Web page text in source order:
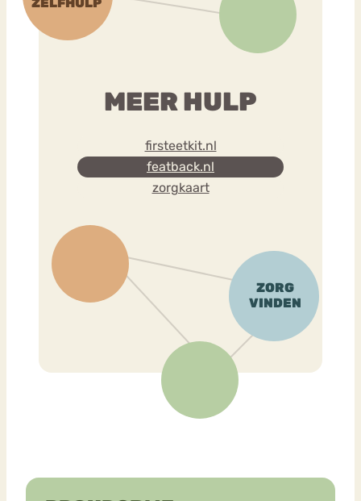
MEER HULP
firsteetkit.nl
featback.nl
zorgkaart